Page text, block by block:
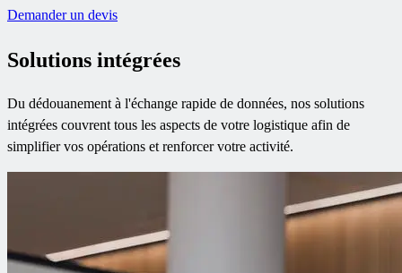
Demander un devis
Solutions intégrées
Du dédouanement à l'échange rapide de données, nos solutions
intégrées couvrent tous les aspects de votre logistique afin de
simplifier vos opérations et renforcer votre activité.